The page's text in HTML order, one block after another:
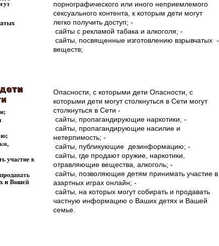
порнографического или иного неприемлемого
сексуального контента, к которым дети могут
легко получить доступ; ­
сайты с рекламой табака и алкоголя; ­
сайты, посвященные изготовлению взрывчатых ­
веществ;
Опасности, с которыми дети Опасности, с
которыми дети могут столкнуться в Сети могут
столкнуться в Сети ­
сайты, пропагандирующие наркотики; ­
сайты, пропагандирующие насилие и
нетерпимость; ­
сайты, публикующие дезинформацию; ­
сайты, где продают оружие, наркотики,
отравляющие вещества, алкоголь; ­
сайты, позволяющие детям принимать участие в
азартных играх онлайн; ­
сайты, на которых могут собирать и продавать
частную информацию о Ваших детях и Вашей
семье.